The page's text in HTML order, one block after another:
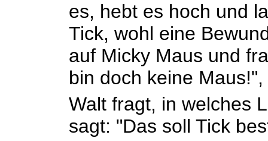
es, hebt es hoch und
Tick, wohl eine
auf Micky Maus und
bin doch keine
Walt fragt, in welches
sagt: "Das soll Tick